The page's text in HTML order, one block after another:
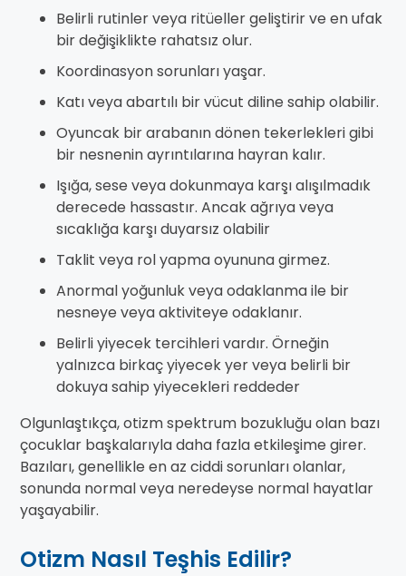
Belirli rutinler veya ritüeller geliştirir ve en ufak
bir değişiklikte rahatsız olur.
Koordinasyon sorunları yaşar.
Katı veya abartılı bir vücut diline sahip olabilir.
Oyuncak bir arabanın dönen tekerlekleri gibi
bir nesnenin ayrıntılarına hayran kalır.
Işığa, sese veya dokunmaya karşı alışılmadık
derecede hassastır. Ancak ağrıya veya
sıcaklığa karşı duyarsız olabilir
Taklit veya rol yapma oyununa girmez.
Anormal yoğunluk veya odaklanma ile bir
nesneye veya aktiviteye odaklanır.
Belirli yiyecek tercihleri vardır. Örneğin
yalnızca birkaç yiyecek yer veya belirli bir
dokuya sahip yiyecekleri reddeder
Olgunlaştıkça, otizm spektrum bozukluğu olan bazı
çocuklar başkalarıyla daha fazla etkileşime girer.
Bazıları, genellikle en az ciddi sorunları olanlar,
sonunda normal veya neredeyse normal hayatlar
yaşayabilir.
Otizm Nasıl Teşhis Edilir?